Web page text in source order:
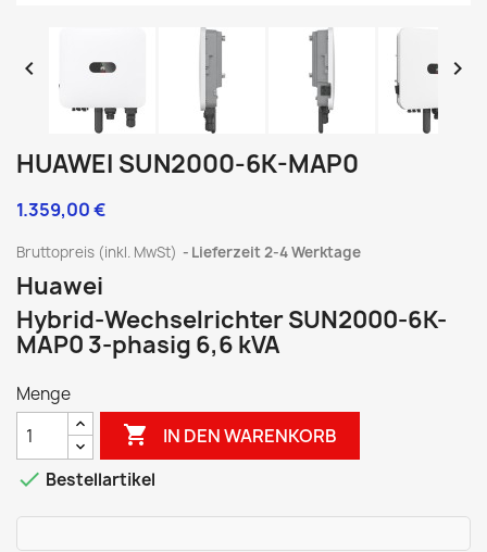
 
HUAWEI SUN2000-6K-MAP0
1.359,00 €
Bruttopreis (inkl. MwSt) Lieferzeit 2-4 Werktage
Huawei
Hybrid-Wechselrichter SUN2000-6K-
MAP0 3-phasig 6,6 kVA
Menge
 IN DEN WARENKORB
 Bestellartikel